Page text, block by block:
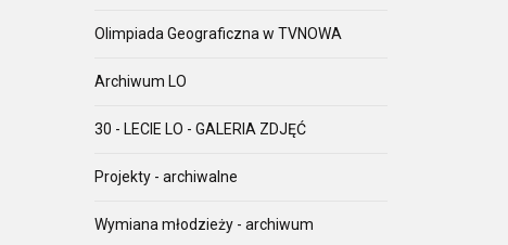
Olimpiada Geograficzna w TVNOWA
Archiwum LO
30 - LECIE LO - GALERIA ZDJĘĆ
Projekty - archiwalne
Wymiana młodzieży - archiwum